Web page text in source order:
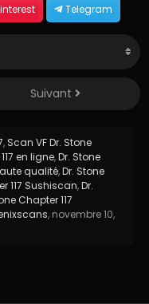
Telegram
Suivant
, Scan VF Dr. Stone
en ligne,Dr. Stone
qualité,Dr. Stone
117 Sushiscan,Dr.
Chapter 117
, novembre 10,